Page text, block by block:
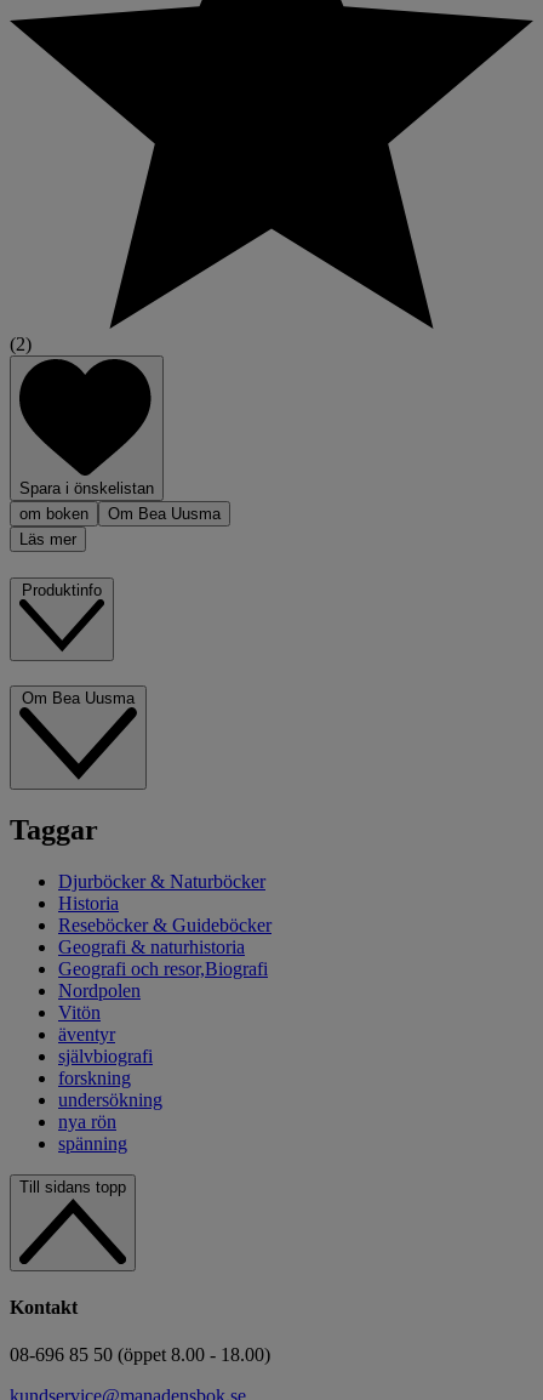
(2)
Spara i önskelistan
om boken
Om Bea Uusma
Läs mer
Taggar
Djurböcker & Naturböcker
Historia
Reseböcker & Guideböcker
Geografi & naturhistoria
Geografi och resor,Biografi
Nordpolen
Vitön
äventyr
självbiografi
forskning
undersökning
nya rön
spänning
Till sidans topp
Kontakt
08-696 85 50 (öppet 8.00 - 18.00)